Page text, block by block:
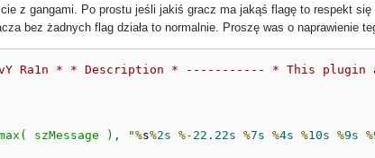
z gangami. Po prostu jeśli jakiś gracz ma jakąś flagę to respekt
bez żadnych flag działa to normalnie. Proszę was o naprawienie
Ra1n * * Description * ----------- * This plugin
szMessage ), "
%s%2s %- 22.22s %7s %4s %10s %9s %